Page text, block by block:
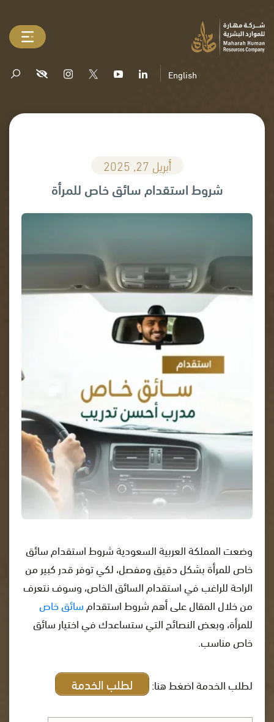
English
أبريل 27, 2025
شروط استقدام سائق خاص للمرأة
وضعت المملكة العربية السعودية شروط استقدام سائق
خاص للمرأة بشكل دقيق ومفصل، لكي توفر قدر كبير من
الراحة للراغب في استقدام السائق الخاص، وسوف نتعرف
من خلال المقال على أهم شروط استقدامسائق خاص
للمرأة، وبعض النصائح التي ستساعدك في اختيار سائق
خاص مناسب.
لطلب الخدمة اضغط هنا: لطلب الخدمة